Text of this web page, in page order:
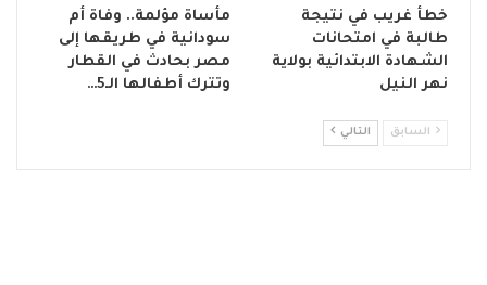
خطأ غريب في نتيجة
طالبة في امتحانات
الشهادة الابتدائية بولاية
نهر النيل
مأساة مؤلمة.. وفاة أم
سودانية في طريقها إلى
مصر بحادث في القطار
وتترك أطفالها الـ5…
السابق التالي